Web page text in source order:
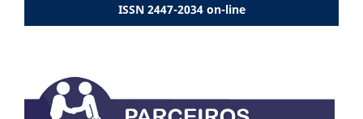
ISSN 2447-2034 on-line